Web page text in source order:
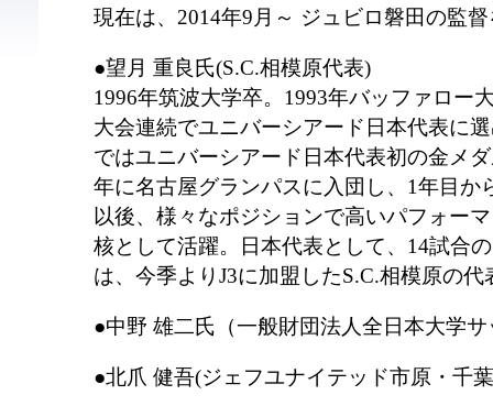
現在は、2014年9月～ ジュビロ磐田の監
●望月 重良氏(S.C.相模原代表)
1996年筑波大学卒。1993年バッファロー
大会連続でユニバーシアード日本代表に
ではユニバーシアード日本代表初の金メ
年に名古屋グランパスに入団し、1年目か
以後、様々なポジションで高いパフォー
核として活躍。日本代表として、14試合
は、今季よりJ3に加盟したS.C.相模原の代
●中野 雄二氏（一般財団法人全日本大学
●北爪 健吾(ジェフユナイテッド市原・千